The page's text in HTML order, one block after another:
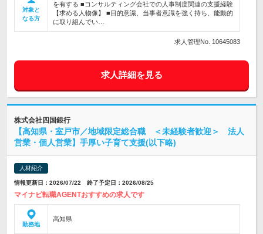
対象と
なる方
を有する ■コンサルティング会社での人事制度関連の支援経験
【求める人物像】 ■目的意識、当事者意識を強く持ち、能動的
に取り組んでい…
求人管理No. 10645083
求人詳細を見る
株式会社四国銀行
【高知県・室戸市／地域限定総合職 ＜未経験者歓迎＞ 法人
営業・個人営業】手厚い子育て支援(以下略)
人材紹介
情報更新日：2026/07/22 終了予定日：2026/08/25
マイナビ転職AGENTおすすめの求人です
勤務地
高知県